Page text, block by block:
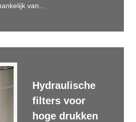
van...
Hydraulische
filters voor
hoge drukken